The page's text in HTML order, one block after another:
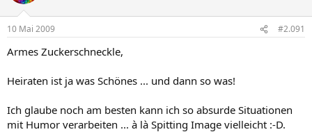
10 Mai 2009 #2.091
Armes Zuckerschneckle,
Heiraten ist ja was Schönes ... und dann so was!
Ich glaube noch am besten kann ich so absurde Situationen
mit Humor verarbeiten ... à là Spitting Image vielleicht :-D.